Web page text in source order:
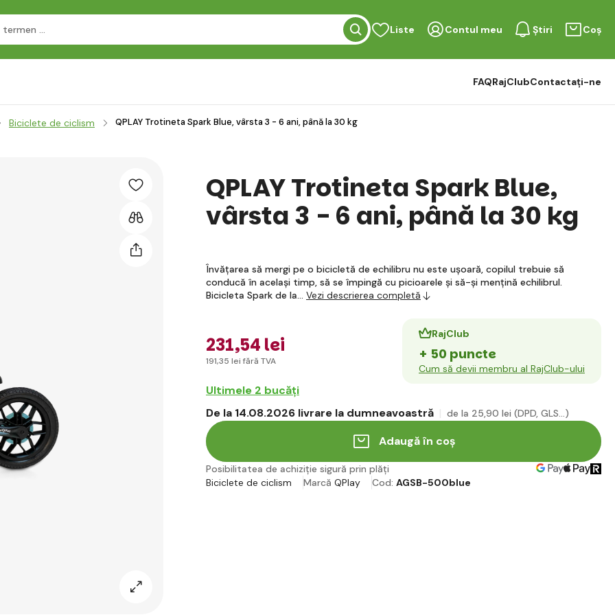
Liste Contul meu Știri Coș
FAQRajClubContactați-ne
Biciclete de ciclism QPLAY Trotineta Spark Blue, vârsta 3 - 6 ani, până la 30 kg
QPLAY Trotineta Spark Blue,
vârsta 3 - 6 ani, până la 30 kg
Învățarea să mergi pe o bicicletă de echilibru nu este ușoară, copilul trebuie să
conducă în același timp, să se împingă cu picioarele și să-și mențină echilibrul.
Bicicleta Spark de la… Vezi descrierea completă
231,54 lei
191,35 lei fără TVA
RajClub
+ 50 puncte
Cum să devii membru al RajClub-ului
Ultimele 2 bucăți
De la 14.08.2026 livrare la dumneavoastră
de la 25,90 lei (DPD, GLS...)
Adaugă în coș
Posibilitatea de achiziție sigură prin plăți
Biciclete de ciclism
Marcă QPlay Cod: AGSB-500blue